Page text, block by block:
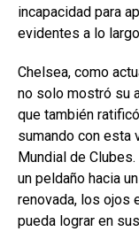
incapacidad para
evidentes a lo
Chelsea, como
no solo mostró su
que también
sumando con esta
Mundial de
un peldaño hacia
renovada, los ojos
pueda lograr en